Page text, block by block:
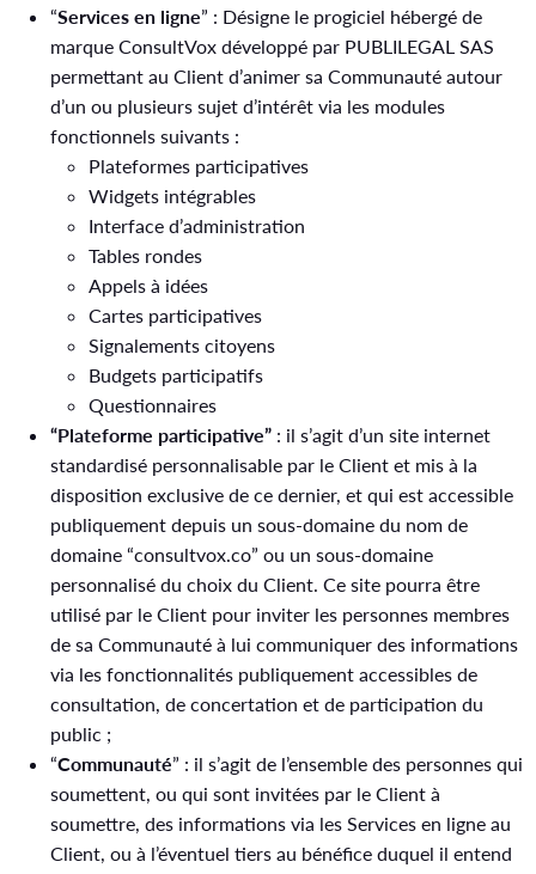
“Services en ligne” : Désigne le progiciel hébergé de
marque ConsultVox développé par PUBLILEGAL SAS
permettant au Client d’animer sa Communauté autour
d’un ou plusieurs sujet d’intérêt via les modules
fonctionnels suivants :
Plateformes participatives
Widgets intégrables
Interface d’administration
Tables rondes
Appels à idées
Cartes participatives
Signalements citoyens
Budgets participatifs
Questionnaires
“Plateforme participative” : il s’agit d’un site internet
standardisé personnalisable par le Client et mis à la
disposition exclusive de ce dernier, et qui est accessible
publiquement depuis un sous-domaine du nom de
domaine “consultvox.co” ou un sous-domaine
personnalisé du choix du Client. Ce site pourra être
utilisé par le Client pour inviter les personnes membres
de sa Communauté à lui communiquer des informations
via les fonctionnalités publiquement accessibles de
consultation, de concertation et de participation du
public ;
“Communauté” : il s’agit de l’ensemble des personnes qui
soumettent, ou qui sont invitées par le Client à
soumettre, des informations via les Services en ligne au
Client, ou à l’éventuel tiers au bénéfice duquel il entend